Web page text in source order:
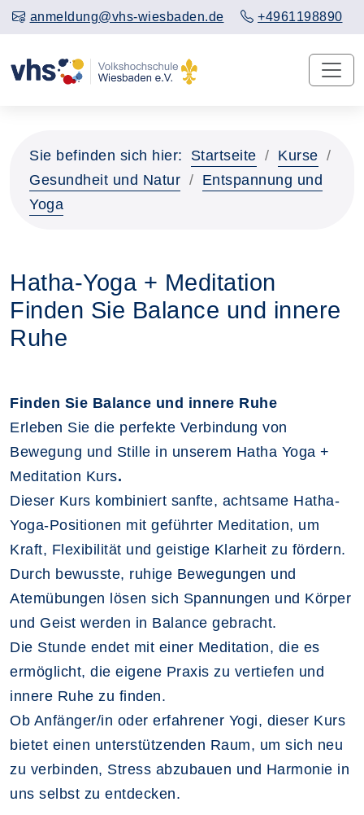
anmeldung@vhs-wiesbaden.de +4961198890
Sie befinden sich hier: Startseite
Kurse
Gesundheit und Natur
Entspannung und
Yoga
Hatha-Yoga + Meditation
Finden Sie Balance und innere
Ruhe
Finden Sie Balance und innere Ruhe
Erleben Sie die perfekte Verbindung von
Bewegung und Stille in unserem Hatha Yoga +
Meditation Kurs.
Dieser Kurs kombiniert sanfte, achtsame Hatha-
Yoga-Positionen mit geführter Meditation, um
Kraft, Flexibilität und geistige Klarheit zu fördern.
Durch bewusste, ruhige Bewegungen und
Atemübungen lösen sich Spannungen und Körper
und Geist werden in Balance gebracht.
Die Stunde endet mit einer Meditation, die es
ermöglicht, die eigene Praxis zu vertiefen und
innere Ruhe zu finden.
Ob Anfänger/in oder erfahrener Yogi, dieser Kurs
bietet einen unterstützenden Raum, um sich neu
zu verbinden, Stress abzubauen und Harmonie in
uns selbst zu entdecken.